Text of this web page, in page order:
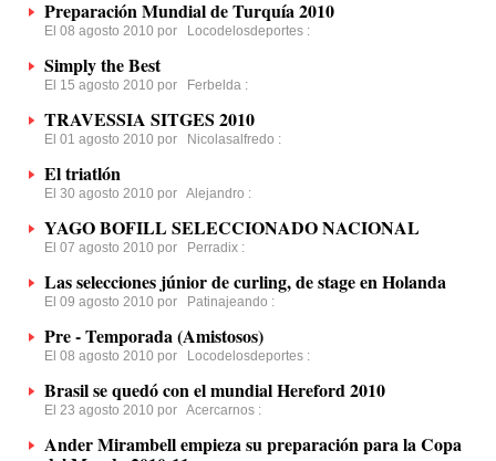
Preparación Mundial de Turquía 2010
El 08 agosto 2010 por Locodelosdeportes :
Simply the Best
El 15 agosto 2010 por Ferbelda :
TRAVESSIA SITGES 2010
El 01 agosto 2010 por Nicolasalfredo :
El triatlón
El 30 agosto 2010 por Alejandro :
YAGO BOFILL SELECCIONADO NACIONAL
El 07 agosto 2010 por Perradix :
Las selecciones júnior de curling, de stage en Holanda
El 09 agosto 2010 por Patinajeando :
Pre - Temporada (Amistosos)
El 08 agosto 2010 por Locodelosdeportes :
Brasil se quedó con el mundial Hereford 2010
El 23 agosto 2010 por Acercarnos :
Ander Mirambell empieza su preparación para la Copa